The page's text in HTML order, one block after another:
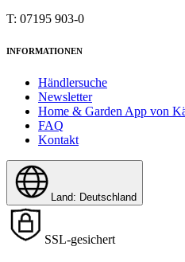
T: 07195 903-0
INFORMATIONEN
Händlersuche
Newsletter
Home & Garden App von
FAQ
Kontakt
Land: Deutschland
SSL-gesichert